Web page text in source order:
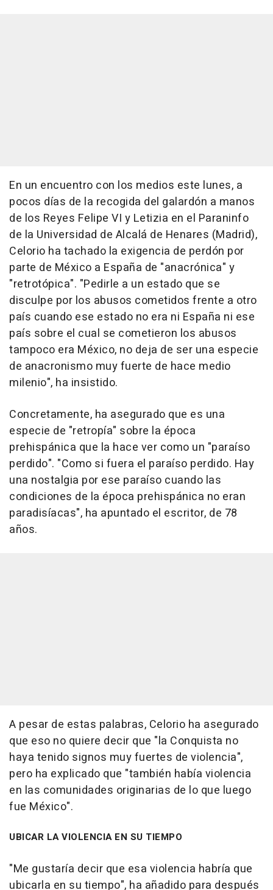
En un encuentro con los medios este lunes, a
pocos días de la recogida del galardón a manos
de los Reyes Felipe VI y Letizia en el Paraninfo
de la Universidad de Alcalá de Henares (Madrid),
Celorio ha tachado la exigencia de perdón por
parte de México a España de "anacrónica" y
"retrotópica". "Pedirle a un estado que se
disculpe por los abusos cometidos frente a otro
país cuando ese estado no era ni España ni ese
país sobre el cual se cometieron los abusos
tampoco era México, no deja de ser una especie
de anacronismo muy fuerte de hace medio
milenio", ha insistido.
Concretamente, ha asegurado que es una
especie de "retropía" sobre la época
prehispánica que la hace ver como un "paraíso
perdido". "Como si fuera el paraíso perdido. Hay
una nostalgia por ese paraíso cuando las
condiciones de la época prehispánica no eran
paradisíacas", ha apuntado el escritor, de 78
años.
A pesar de estas palabras, Celorio ha asegurado
que eso no quiere decir que "la Conquista no
haya tenido signos muy fuertes de violencia",
pero ha explicado que "también había violencia
en las comunidades originarias de lo que luego
fue México".
UBICAR LA VIOLENCIA EN SU TIEMPO
"Me gustaría decir que esa violencia habría que
ubicarla en su tiempo", ha añadido para después